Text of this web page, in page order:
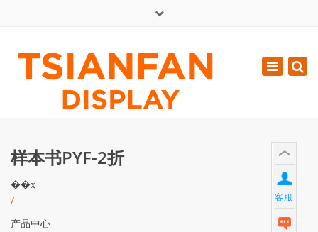
周一 - 周六: 7:00 - 17:00
0086-13365904989
Toggle
样本书PYF-2折
��ҳ
/
产品中心
客服